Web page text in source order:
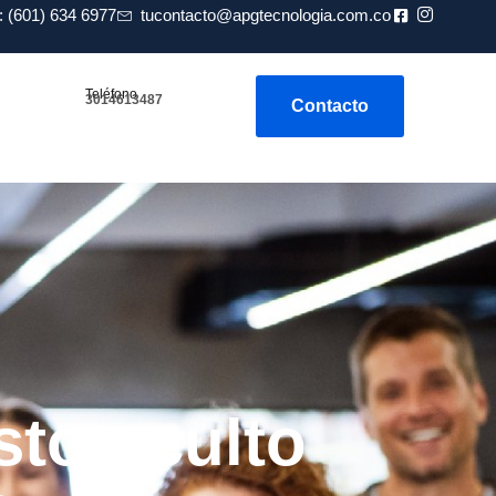
(601) 634 6977 tucontacto@apgtecnologia.com.co
Teléfono
3014613487 Contacto
oculto